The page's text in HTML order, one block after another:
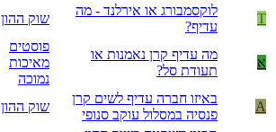
T
לוקסמבורג או אירלנד - מה
עדיף?
שוק ההון
א
מה עדיף קרן נאמנות או
תעודת סל?
פוסטים
מאיכות
נמוכה
A
באיזו חברה עדיף לשים קרן
פנסיה במסלול עוקב סנופי
שוק ההון